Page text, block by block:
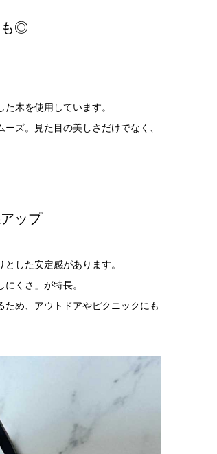
も◎
木を使用しています。
ズ。見た目の美しさだけでなく、
ップ
した安定感があります。
くさ」が特長。
め、アウトドアやピクニックにも